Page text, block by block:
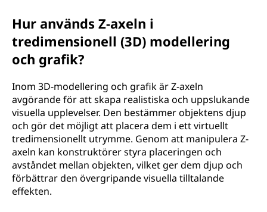
Hur används Z-axeln i
tredimensionell (3D) modellering
och grafik?
Inom 3D-modellering och grafik är Z-axeln
avgörande för att skapa realistiska och uppslukande
visuella upplevelser. Den bestämmer objektens djup
och gör det möjligt att placera dem i ett virtuellt
tredimensionellt utrymme. Genom att manipulera Z-
axeln kan konstruktörer styra placeringen och
avståndet mellan objekten, vilket ger dem djup och
förbättrar den övergripande visuella tilltalande
effekten.